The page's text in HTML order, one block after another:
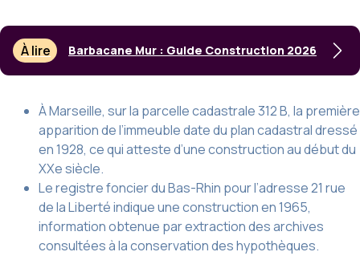
À lire Barbacane Mur : Guide Construction 2026
À Marseille, sur la parcelle cadastrale 312 B, la première
apparition de l’immeuble date du plan cadastral dressé
en 1928, ce qui atteste d’une construction au début du
XXe siècle.
Le registre foncier du Bas-Rhin pour l’adresse 21 rue
de la Liberté indique une construction en 1965,
information obtenue par extraction des archives
consultées à la conservation des hypothèques.